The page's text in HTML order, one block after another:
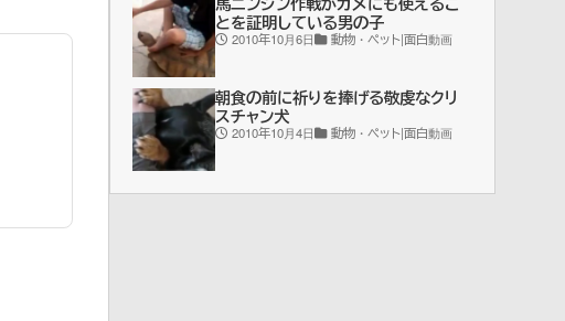
とを証明している男の子
2010年10月6日 動物・ペット|面白動画
朝食の前に祈りを捧げる敬虔なクリ
スチャン犬
2010年10月4日 動物・ペット|面白動画